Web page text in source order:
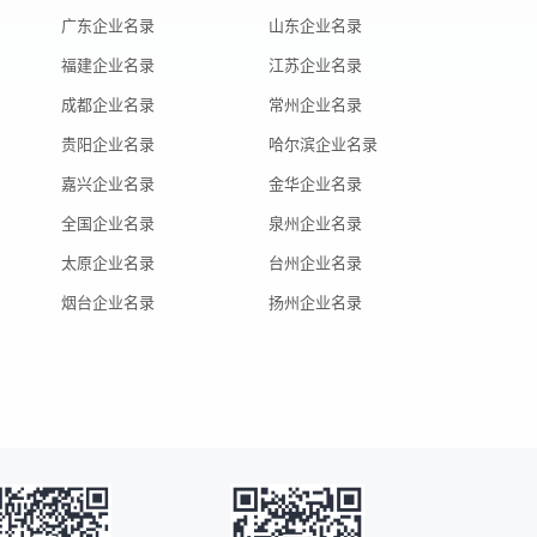
广东企业名录 山东企业名录
福建企业名录 江苏企业名录
成都企业名录 常州企业名录
贵阳企业名录 哈尔滨企业名录
嘉兴企业名录 金华企业名录
全国企业名录 泉州企业名录
太原企业名录 台州企业名录
烟台企业名录 扬州企业名录